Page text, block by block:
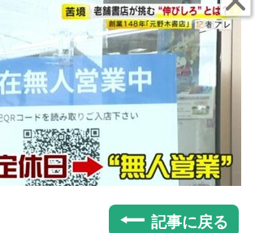
記事に戻る